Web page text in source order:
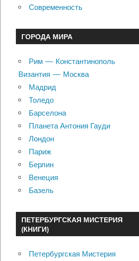
Современность
ГОРОДА МИРА
Рим — Константинополь
Византия — Москва
Мадрид
Толедо
Барселона
Планета Антония Гауди
Лондон
Париж
Берлин
Венеция
Базель
ПЕТЕРБУРГСКАЯ МИСТЕРИЯ
(КНИГИ)
Петербургская Мистерия